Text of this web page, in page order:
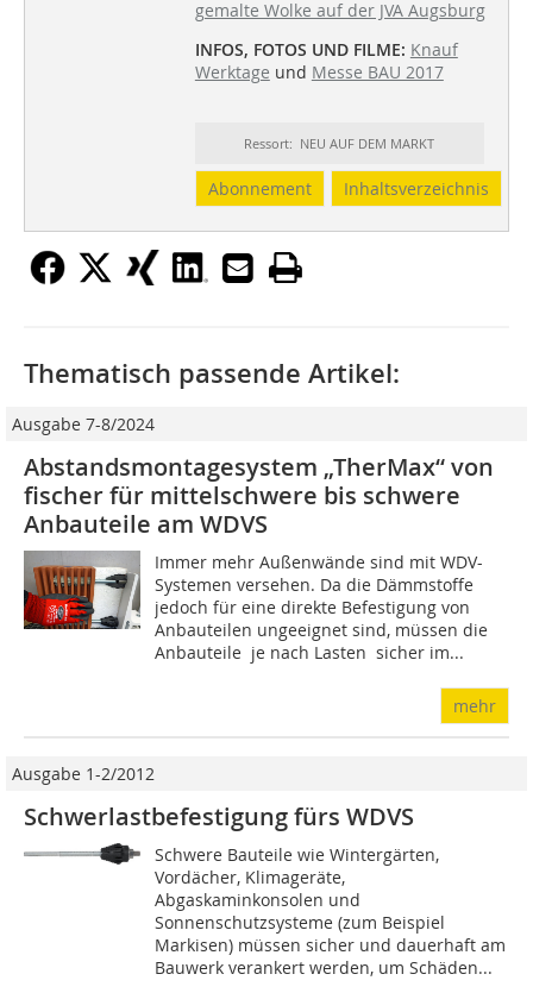
gemalte Wolke auf der JVA Augsburg
INFOS, FOTOS UND FILME: Knauf
Werktage und Messe BAU 2017
Ressort: NEU AUF DEM MARKT
Abonnement Inhaltsverzeichnis
Thematisch passende Artikel:
Ausgabe 7-8/2024
Abstandsmontagesystem „TherMax“ von
fischer für mittelschwere bis schwere
Anbauteile am WDVS
Immer mehr Außenwände sind mit WDV-
Systemen versehen. Da die Dämmstoffe
jedoch für eine direkte Befestigung von
Anbauteilen ungeeignet sind, müssen die
Anbauteile  je nach Lasten  sicher im...
mehr
Ausgabe 1-2/2012
Schwerlastbefestigung fürs WDVS
Schwere Bauteile wie Wintergärten,
Vordächer, Klimageräte,
Abgaskaminkonsolen und
Sonnenschutzsysteme (zum Beispiel
Markisen) müssen sicher und dauerhaft am
Bauwerk verankert werden, um Schäden...